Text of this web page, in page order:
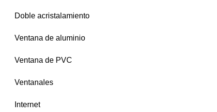
Doble acristalamiento
Ventana de aluminio
Ventana de PVC
Ventanales
Internet